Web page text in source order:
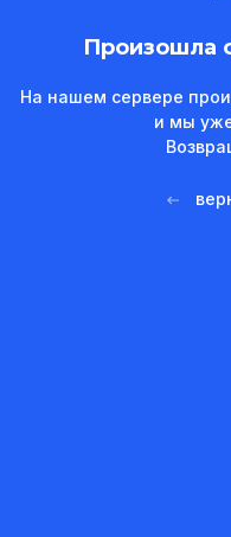
Произошла
На нашем сервере
и мы